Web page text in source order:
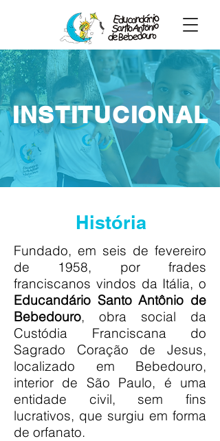
INSTITUCIONAL
História
Fundado, em seis de fevereiro
de 1958, por frades
franciscanos vindos da Itália, o
Educandário Santo Antônio de
Bebedouro, obra social da
Custódia Franciscana do
Sagrado Coração de Jesus,
localizado em Bebedouro,
interior de São Paulo, é uma
entidade civil, sem fins
lucrativos, que surgiu em forma
de orfanato.